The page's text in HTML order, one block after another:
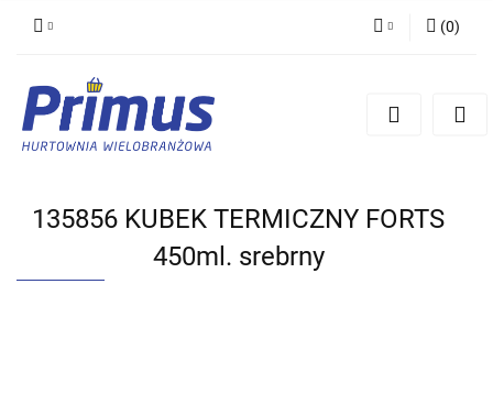
Zarejestruj się
(0)
135856 KUBEK TERMICZNY FORTS
450ml. srebrny